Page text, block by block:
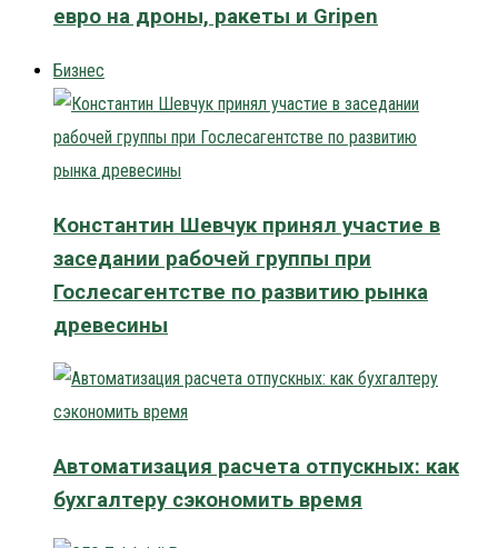
евро на дроны, ракеты и Gripen
Бизнес
Константин Шевчук принял участие в
заседании рабочей группы при
Гослесагентстве по развитию рынка
древесины
Автоматизация расчета отпускных: как
бухгалтеру сэкономить время